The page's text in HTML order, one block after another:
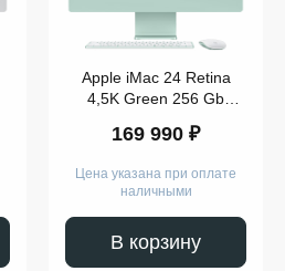
Apple iMac 24 Retina
4,5K Green 256 Gb
169 990 ₽
Цена указана при оплате
наличными
В корзину